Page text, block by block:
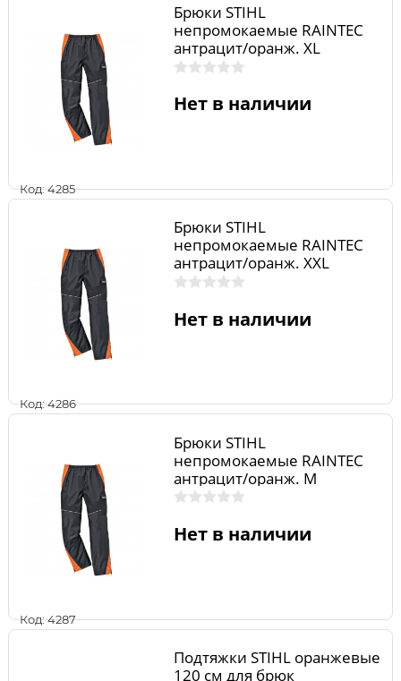
Код: 4285
Брюки STIHL
непромокаемые RAINTEC
антрацит/оранж. XL
Нет в наличии
Код: 4286
Брюки STIHL
непромокаемые RAINTEC
антрацит/оранж. XXL
Нет в наличии
Код: 4287
Брюки STIHL
непромокаемые RAINTEC
антрацит/оранж. М
Нет в наличии
Подтяжки STIHL оранжевые
120 см для брюк